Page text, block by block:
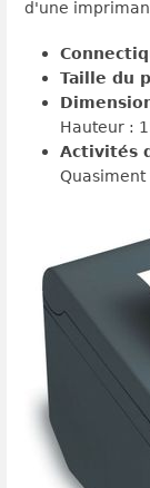
d'une
Taille du
Hauteur :
Activités
Quasiment